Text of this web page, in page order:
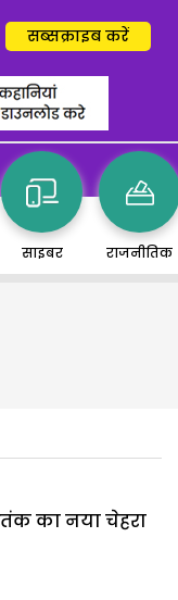
सब्सक्राइब करें
साइबर राजनीतिक
का नया चेहरा